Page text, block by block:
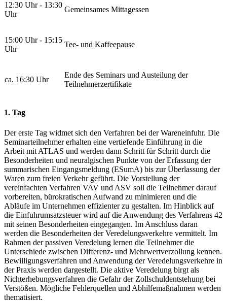
12:30 Uhr - 13:30
Uhr
Gemeinsames Mittagessen
15:00 Uhr - 15:15
Uhr
Tee- und Kaffeepause
ca. 16:30 Uhr
Ende des Seminars und Austeilung der
Teilnehmerzertifikate
1. Tag
Der erste Tag widmet sich den Verfahren bei der Wareneinfuhr. Die
Seminarteilnehmer erhalten eine vertiefende Einführung in die
Arbeit mit ATLAS und werden dann Schritt für Schritt durch die
Besonderheiten und neuralgischen Punkte von der Erfassung der
summarischen Eingangsmeldung (ESumA) bis zur Überlassung der
Waren zum freien Verkehr geführt. Die Vorstellung der
vereinfachten Verfahren VAV und ASV soll die Teilnehmer darauf
vorbereiten, bürokratischen Aufwand zu minimieren und die
Abläufe im Unternehmen effizienter zu gestalten. Im Hinblick auf
die Einfuhrumsatzsteuer wird auf die Anwendung des Verfahrens 42
mit seinen Besonderheiten eingegangen. Im Anschluss daran
werden die Besonderheiten der Veredelungsverkehre vermittelt. Im
Rahmen der passiven Veredelung lernen die Teilnehmer die
Unterschiede zwischen Differenz- und Mehrwertverzollung kennen.
Bewilligungsverfahren und Anwendung der Veredelungsverkehre in
der Praxis werden dargestellt. Die aktive Veredelung birgt als
Nichterhebungsverfahren die Gefahr der Zollschuldentstehung bei
Verstößen. Mögliche Fehlerquellen und Abhilfemaßnahmen werden
thematisiert.